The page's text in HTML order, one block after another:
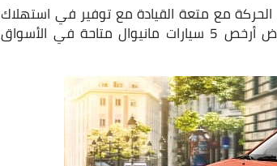
الحركة مع متعة القيادة مع توفير في استهلاك
الوقود في حالة القيادة الصحيحة، في هذا التقرير سوف نستعرض أرخص 5 سيارات مانيوال متاحة في الأسواق